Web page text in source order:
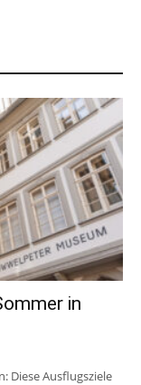
in
Diese Ausflugsziele